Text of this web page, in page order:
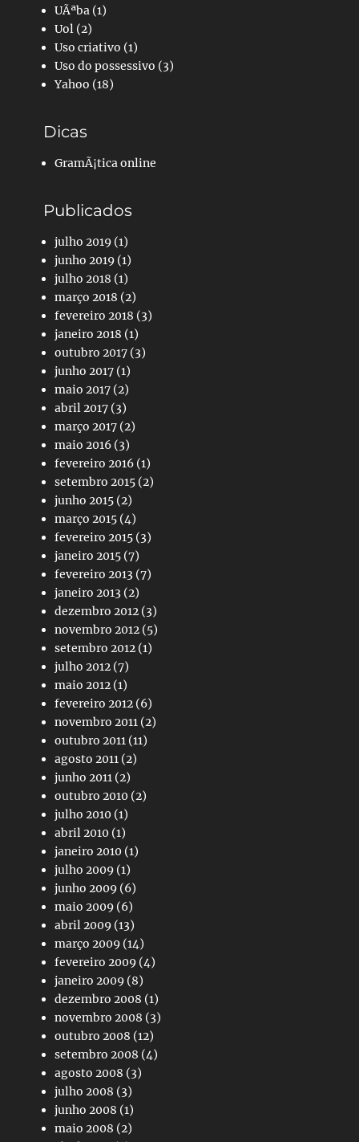
UÃªba (1)
Uol (2)
Uso criativo (1)
Uso do possessivo (3)
Yahoo (18)
Dicas
GramÃ¡tica online
Publicados
julho 2019 (1)
junho 2019 (1)
julho 2018 (1)
março 2018 (2)
fevereiro 2018 (3)
janeiro 2018 (1)
outubro 2017 (3)
junho 2017 (1)
maio 2017 (2)
abril 2017 (3)
março 2017 (2)
maio 2016 (3)
fevereiro 2016 (1)
setembro 2015 (2)
junho 2015 (2)
março 2015 (4)
fevereiro 2015 (3)
janeiro 2015 (7)
fevereiro 2013 (7)
janeiro 2013 (2)
dezembro 2012 (3)
novembro 2012 (5)
setembro 2012 (1)
julho 2012 (7)
maio 2012 (1)
fevereiro 2012 (6)
novembro 2011 (2)
outubro 2011 (11)
agosto 2011 (2)
junho 2011 (2)
outubro 2010 (2)
julho 2010 (1)
abril 2010 (1)
janeiro 2010 (1)
julho 2009 (1)
junho 2009 (6)
maio 2009 (6)
abril 2009 (13)
março 2009 (14)
fevereiro 2009 (4)
janeiro 2009 (8)
dezembro 2008 (1)
novembro 2008 (3)
outubro 2008 (12)
setembro 2008 (4)
agosto 2008 (3)
julho 2008 (3)
junho 2008 (1)
maio 2008 (2)